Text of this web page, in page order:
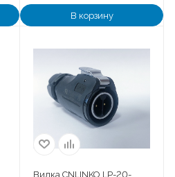
В корзину
Вилка CNLINKO LP-20-